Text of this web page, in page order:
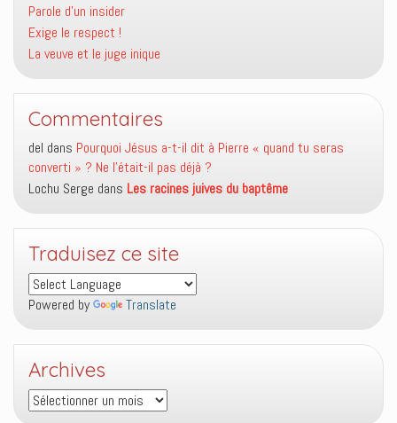
Parole d’un insider
Exige le respect !
La veuve et le juge inique
Commentaires
del dans Pourquoi Jésus a-t-il dit à Pierre « quand tu seras
converti » ? Ne l’était-il pas déjà ?
Lochu Serge dans Les racines juives du baptême
Traduisez ce site
Powered by Translate
Archives
Archives